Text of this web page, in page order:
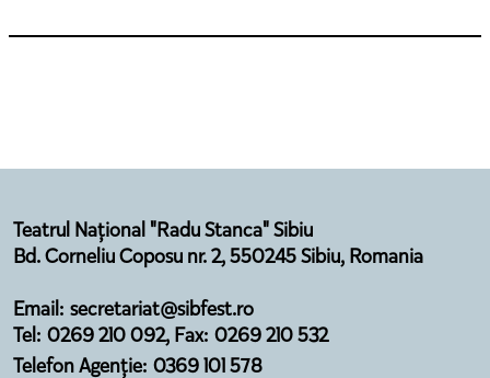
Teatrul Național "Radu Stanca" Sibiu
Bd. Corneliu Coposu nr. 2, 550245 Sibiu, Romania
Email: secretariat@sibfest.ro
Tel: 0269 210 092, Fax: 0269 210 532
Telefon Agenție: 0369 101 578